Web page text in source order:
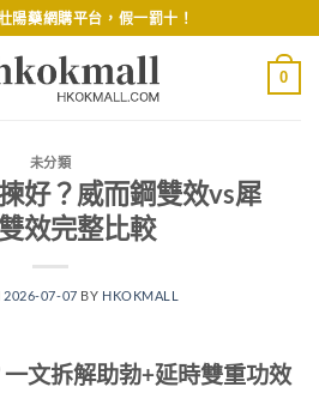
陽藥網購平台，假一罰十！
0
未分類
好？威而鋼雙效vs犀
效完整比較
2026-07-07 BY HKOKMALL
文拆解助勃+延時雙重功效